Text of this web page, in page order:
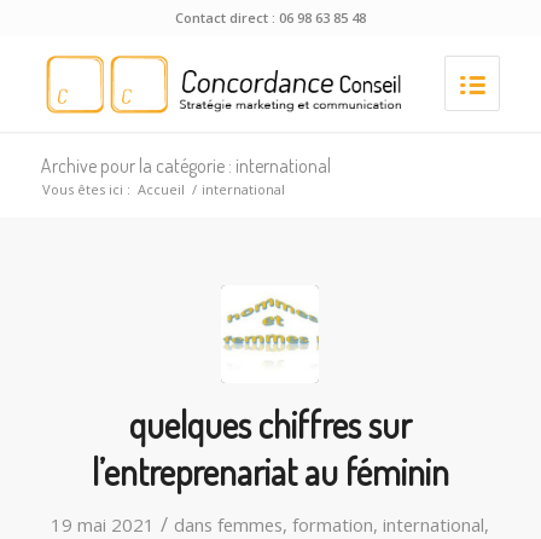
Contact direct : 06 98 63 85 48
Archive pour la catégorie : international
Vous êtes ici : Accueil / international
quelques chiffres sur
l’entreprenariat au féminin
19 mai 2021 / dansfemmes,formation,international,